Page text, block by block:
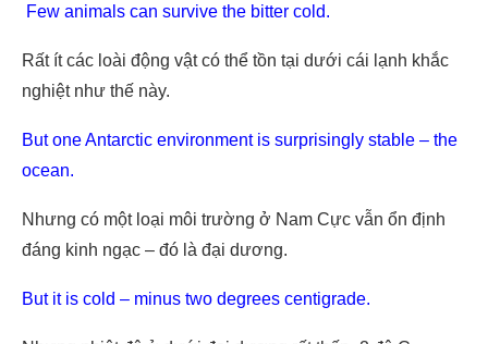
Few animals can survive the bitter cold.
Rất ít các loài động vật có thể tồn tại dưới cái lạnh khắc
nghiệt như thế này.
But one Antarctic environment is surprisingly stable – the
ocean.
Nhưng có một loại môi trường ở Nam Cực vẫn ổn định
đáng kinh ngạc – đó là đại dương.
But it is cold – minus two degrees centigrade.